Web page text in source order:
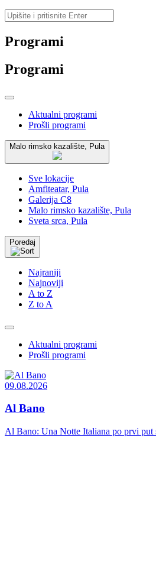
Programi
Programi
Aktualni programi
Prošli programi
Malo rimsko kazalište, Pula
Sve lokacije
Amfiteatar, Pula
Galerija C8
Malo rimsko kazalište, Pula
Sveta srca, Pula
Poredaj
Najraniji
Najnoviji
A to Z
Z to A
Aktualni programi
Prošli programi
09.08.2026
Al Bano
Al Bano: Una Notte Italiana po prvi